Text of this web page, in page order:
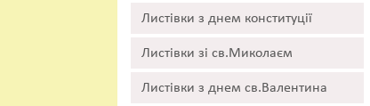
Листівки з днем конституції
Листівки зі св.Миколаєм
Листівки з днем св.Валентина